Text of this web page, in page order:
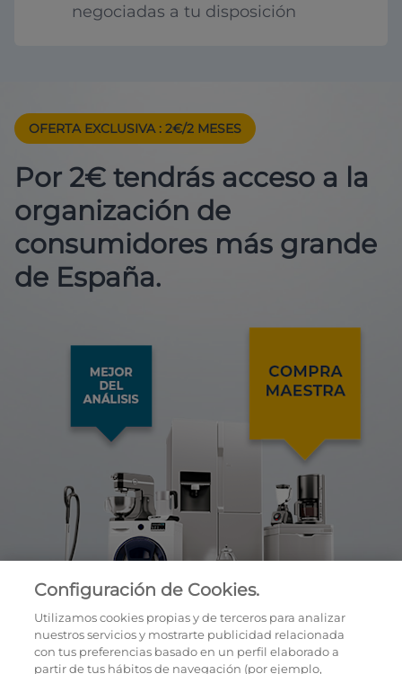
negociadas a tu disposición
OFERTA EXCLUSIVA : 2€/2 MESES
Por 2€ tendrás acceso a la
organización de
consumidores más grande
de España.
Configuración de Cookies.
Utilizamos cookies propias y de terceros para analizar
nuestros servicios y mostrarte publicidad relacionada
con tus preferencias basado en un perfil elaborado a
partir de tus hábitos de navegación (por ejemplo,